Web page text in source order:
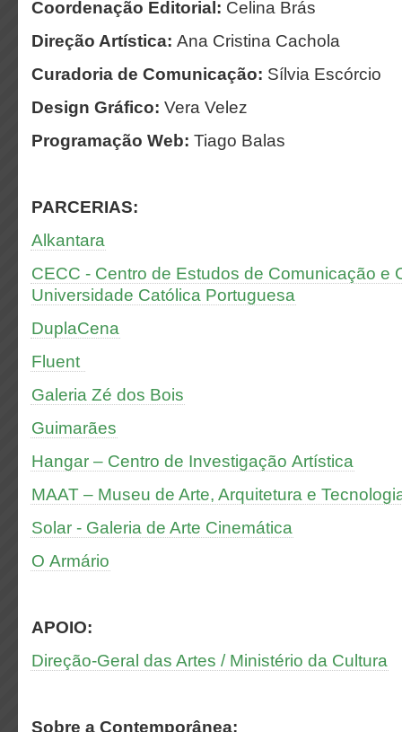
Coordenação Editorial: Celina Brás
Direção Artística: Ana Cristina Cachola
Curadoria de Comunicação: Sílvia Escórcio
Design Gráfico: Vera Velez
Programação Web: Tiago Balas
PARCERIAS:
Alkantara
CECC - Centro de Estudos de Comunicação e
Universidade Católica Portuguesa
DuplaCena
Fluent
Galeria Zé dos Bois
Guimarães
Hangar – Centro de Investigação Artística
MAAT – Museu de Arte, Arquitetura e
Solar - Galeria de Arte Cinemática
O Armário
APOIO:
Direção-Geral das Artes / Ministério da Cultura
Sobre a Contemporânea: